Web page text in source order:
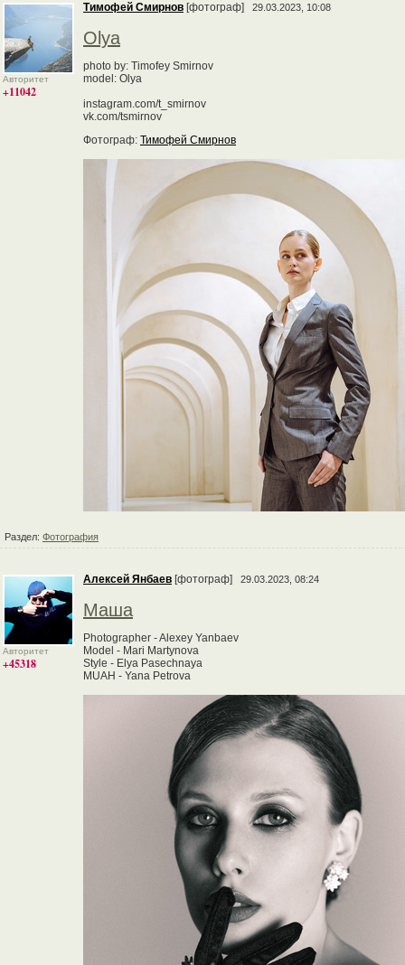
Авторитет
+11042
Тимофей Смирнов [фотограф] 29.03.2023, 10:08
Olya
photo by: Timofey Smirnov
model: Olya
instagram.com/t_smirnov
vk.com/tsmirnov
Фотограф: Тимофей Смирнов
Раздел: Фотография
Авторитет
+45318
Алексей Янбаев [фотограф] 29.03.2023, 08:24
Маша
Photographer - Alexey Yanbaev
Model - Mari Martynova
Style - Elya Pasechnaya
MUAH - Yana Petrova